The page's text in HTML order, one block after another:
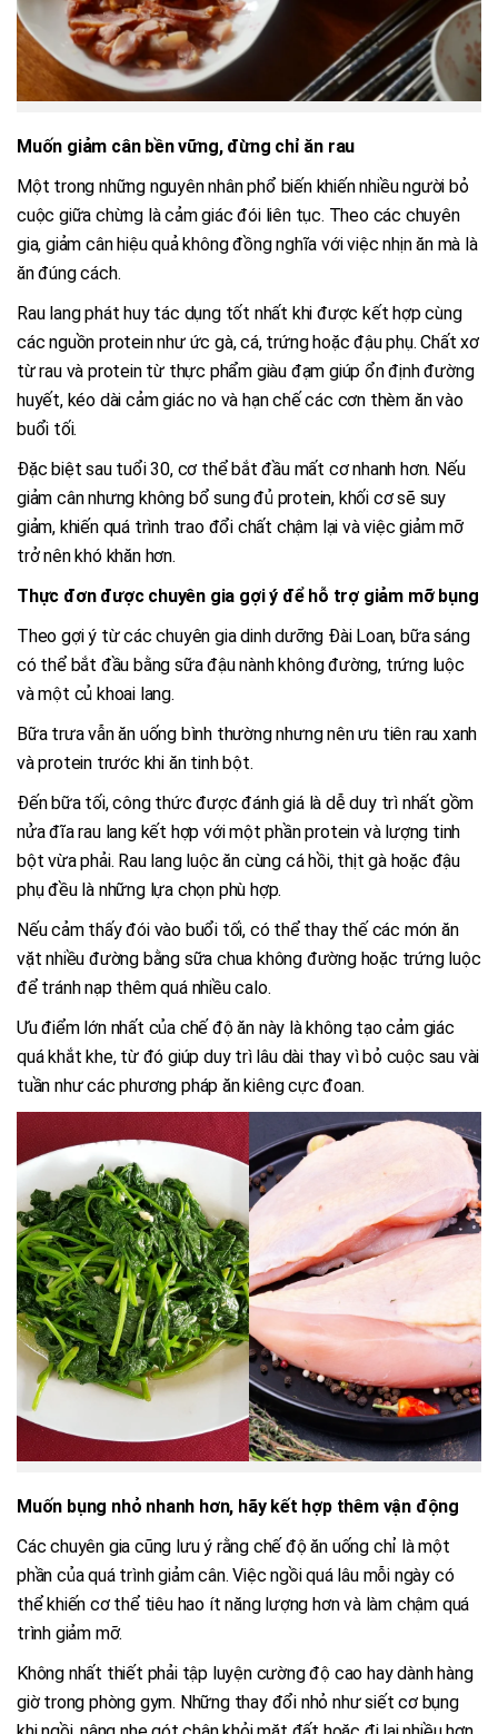
Muốn giảm cân bền vững, đừng chỉ ăn rau
Một trong những nguyên nhân phổ biến khiến nhiều người bỏ
cuộc giữa chừng là cảm giác đói liên tục. Theo các chuyên
gia, giảm cân hiệu quả không đồng nghĩa với việc nhịn ăn mà là
ăn đúng cách.
Rau lang phát huy tác dụng tốt nhất khi được kết hợp cùng
các nguồn protein như ức gà, cá, trứng hoặc đậu phụ. Chất xơ
từ rau và protein từ thực phẩm giàu đạm giúp ổn định đường
huyết, kéo dài cảm giác no và hạn chế các cơn thèm ăn vào
buổi tối.
Đặc biệt sau tuổi 30, cơ thể bắt đầu mất cơ nhanh hơn. Nếu
giảm cân nhưng không bổ sung đủ protein, khối cơ sẽ suy
giảm, khiến quá trình trao đổi chất chậm lại và việc giảm mỡ
trở nên khó khăn hơn.
Thực đơn được chuyên gia gợi ý để hỗ trợ giảm mỡ bụng
Theo gợi ý từ các chuyên gia dinh dưỡng Đài Loan, bữa sáng
có thể bắt đầu bằng sữa đậu nành không đường, trứng luộc
và một củ khoai lang.
Bữa trưa vẫn ăn uống bình thường nhưng nên ưu tiên rau xanh
và protein trước khi ăn tinh bột.
Đến bữa tối, công thức được đánh giá là dễ duy trì nhất gồm
nửa đĩa rau lang kết hợp với một phần protein và lượng tinh
bột vừa phải. Rau lang luộc ăn cùng cá hồi, thịt gà hoặc đậu
phụ đều là những lựa chọn phù hợp.
Nếu cảm thấy đói vào buổi tối, có thể thay thế các món ăn
vặt nhiều đường bằng sữa chua không đường hoặc trứng luộc
để tránh nạp thêm quá nhiều calo.
Ưu điểm lớn nhất của chế độ ăn này là không tạo cảm giác
quá khắt khe, từ đó giúp duy trì lâu dài thay vì bỏ cuộc sau vài
tuần như các phương pháp ăn kiêng cực đoan.
Muốn bụng nhỏ nhanh hơn, hãy kết hợp thêm vận động
Các chuyên gia cũng lưu ý rằng chế độ ăn uống chỉ là một
phần của quá trình giảm cân. Việc ngồi quá lâu mỗi ngày có
thể khiến cơ thể tiêu hao ít năng lượng hơn và làm chậm quá
trình giảm mỡ.
Không nhất thiết phải tập luyện cường độ cao hay dành hàng
giờ trong phòng gym. Những thay đổi nhỏ như siết cơ bụng